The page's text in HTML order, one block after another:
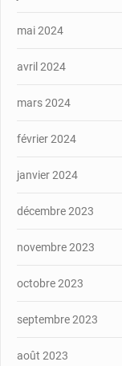
mai 2024
avril 2024
mars 2024
février 2024
janvier 2024
décembre 2023
novembre 2023
octobre 2023
septembre 2023
août 2023